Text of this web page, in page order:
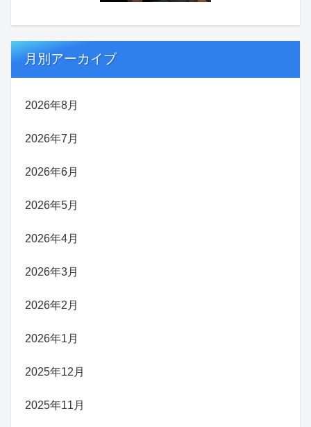
月別アーカイブ
2026年8月
2026年7月
2026年6月
2026年5月
2026年4月
2026年3月
2026年2月
2026年1月
2025年12月
2025年11月